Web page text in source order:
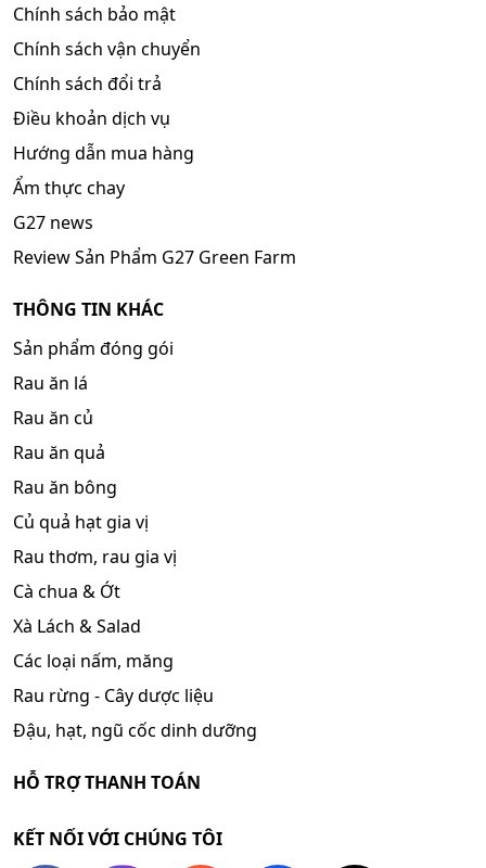
Chính sách bảo mật
Chính sách vận chuyển
Chính sách đổi trả
Điều khoản dịch vụ
Hướng dẫn mua hàng
Ẩm thực chay
G27 news
Review Sản Phẩm G27 Green Farm
THÔNG TIN KHÁC
Sản phẩm đóng gói
Rau ăn lá
Rau ăn củ
Rau ăn quả
Rau ăn bông
Củ quả hạt gia vị
Rau thơm, rau gia vị
Cà chua & Ớt
Xà Lách & Salad
Các loại nấm, măng
Rau rừng - Cây dược liệu
Đậu, hạt, ngũ cốc dinh dưỡng
HỖ TRỢ THANH TOÁN
KẾT NỐI VỚI CHÚNG TÔI